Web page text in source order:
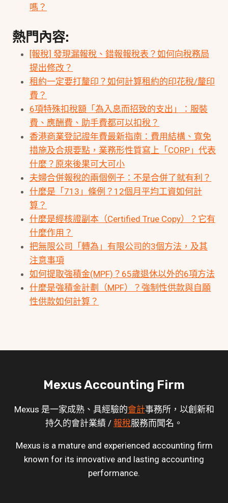
嗎？
熱門內容:
[報稅] 發現漏報稅、錯報報稅表？如何向稅務局
提出修改？
租約一定要打釐印？如何計算租約的印花稅/釐印
費？
6項特殊扣稅額「為入息而招致的支出」：服裝
費、應酬費、助手費都可以扣稅？
香港商業登記證年費最新指南：費用結構、寬免
措施及合規要點，業務形性質寫上「CORP」代表
什麼？原來後果可大可小
夫婦合併報稅的兩個例子：不是合併了就有利？
什麼是「713」條例？12個月平均工資如何計
算？
什麼是經核證副本（Certified True Copy）？它有
什麼作用？
把無限公司「轉為」有限公司的3個方法，及其
注意事項
如何提取強積金(MPF)？65歲退休以外的6項方法
什麼是強積金計劃（MPF）？強制性供款與自願
性供款如何計算？
Mexus Accounting Firm
Mexus 是一家成熟、具經驗的會計事務所，以創新和
持久的會計業績 / 報稅服務而聞名。
Mexus is a mature and experienced accounting firm
known for its innovative and lasting accounting
performance.